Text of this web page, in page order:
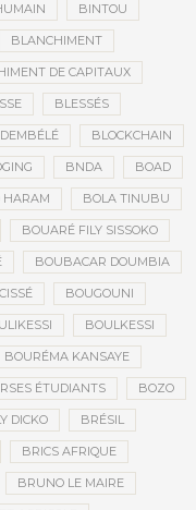
BINTOU
BLANCHIMENT
DE CAPITAUX
BLESSÉS
BLOCKCHAIN
BNDA BOAD
HARAM BOLA TINUBU
BOUARÉ FILY SISSOKO
BOUBACAR DOUMBIA
BOUGOUNI
BOULKESSI
BOURÉMA KANSAYE
ÉTUDIANTS BOZO
DICKO BRÉSIL
BRICS AFRIQUE
BRUNO LE MAIRE